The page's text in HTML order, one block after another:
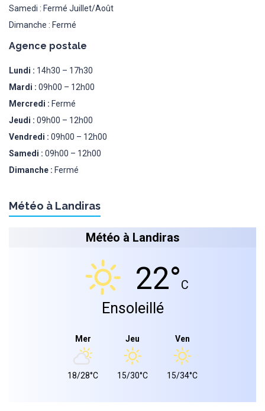
Samedi : Fermé Juillet/Août
Dimanche : Fermé
Agence postale
Lundi : 14h30 – 17h30
Mardi : 09h00 – 12h00
Mercredi : Fermé
Jeudi : 09h00 – 12h00
Vendredi : 09h00 – 12h00
Samedi : 09h00 – 12h00
Dimanche : Fermé
Météo à Landiras
Météo à Landiras
22°C
Ensoleillé
Mer
18/28°C
Jeu
15/30°C
Ven
15/34°C